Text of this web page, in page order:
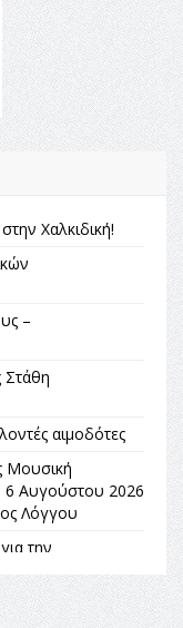
Χαλκιδική!
–
Στάθη
αιμοδότες
Μουσική
6 Αυγούστου 2026
Λόγγου
την
απέναντι